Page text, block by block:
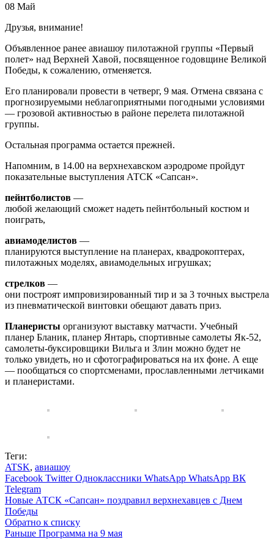
08 Май
Друзья, внимание!
Объявленное ранее авиашоу пилотажной группы «Первый
полет» над Верхней Хавой, посвященное годовщине Великой
Победы, к сожалению, отменяется.
Его планировали провести в четверг, 9 мая. Отмена связана с
прогнозируемыми неблагоприятными погодными условиями
— грозовой активностью в районе перелета пилотажной
группы.
Остальная программа остается прежней.
Напомним, в 14.00 на верхнехавском аэродроме пройдут
показательные выступления АТСК «Сапсан».
пейнтболистов —
любой желающий сможет надеть пейнтбольный костюм и
поиграть,
авиамоделистов —
планируются выступление на планерах, квадрокоптерах,
пилотажных моделях, авиамодельных игрушках;
стрелков —
они построят импровизированный тир и за 3 точных выстрела
из пневматической винтовки обещают давать приз.
Планеристы организуют выставку матчасти. Учебный
планер Бланик, планер Янтарь, спортивные самолеты Як-52,
самолеты-буксировщики Вильга и Злин можно будет не
только увидеть, но и сфотографироваться на их фоне. А еще
— пообщаться со спортсменами, прославленными летчиками
и планеристами.
Теги:
ATSK, авиашоу
Facebook Twitter Одноклассники WhatsApp WhatsApp ВК
Telegram
Новые АТСК «Сапсан» поздравил верхнехавцев с Днем
Победы
Обратно к списку
Раньше Программа на 9 мая